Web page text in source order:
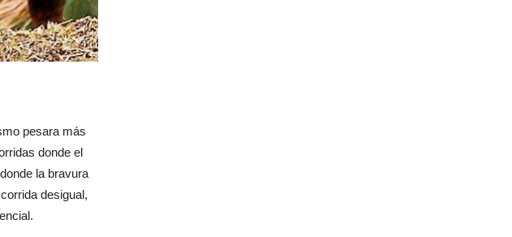
pesara más
donde el
la bravura
desigual,